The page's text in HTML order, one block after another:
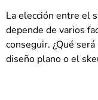
La elección entre el
depende de varios
conseguir. ¿Qué
diseño plano o el